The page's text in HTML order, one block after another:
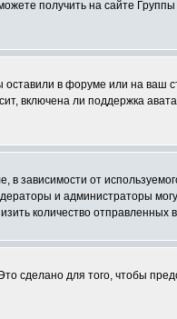
получить на сайте Группы
оставили в форуме или на ваш
включена ли поддержка
зависимости от
и администраторы
количество отправленных
сделано для того, чтобы